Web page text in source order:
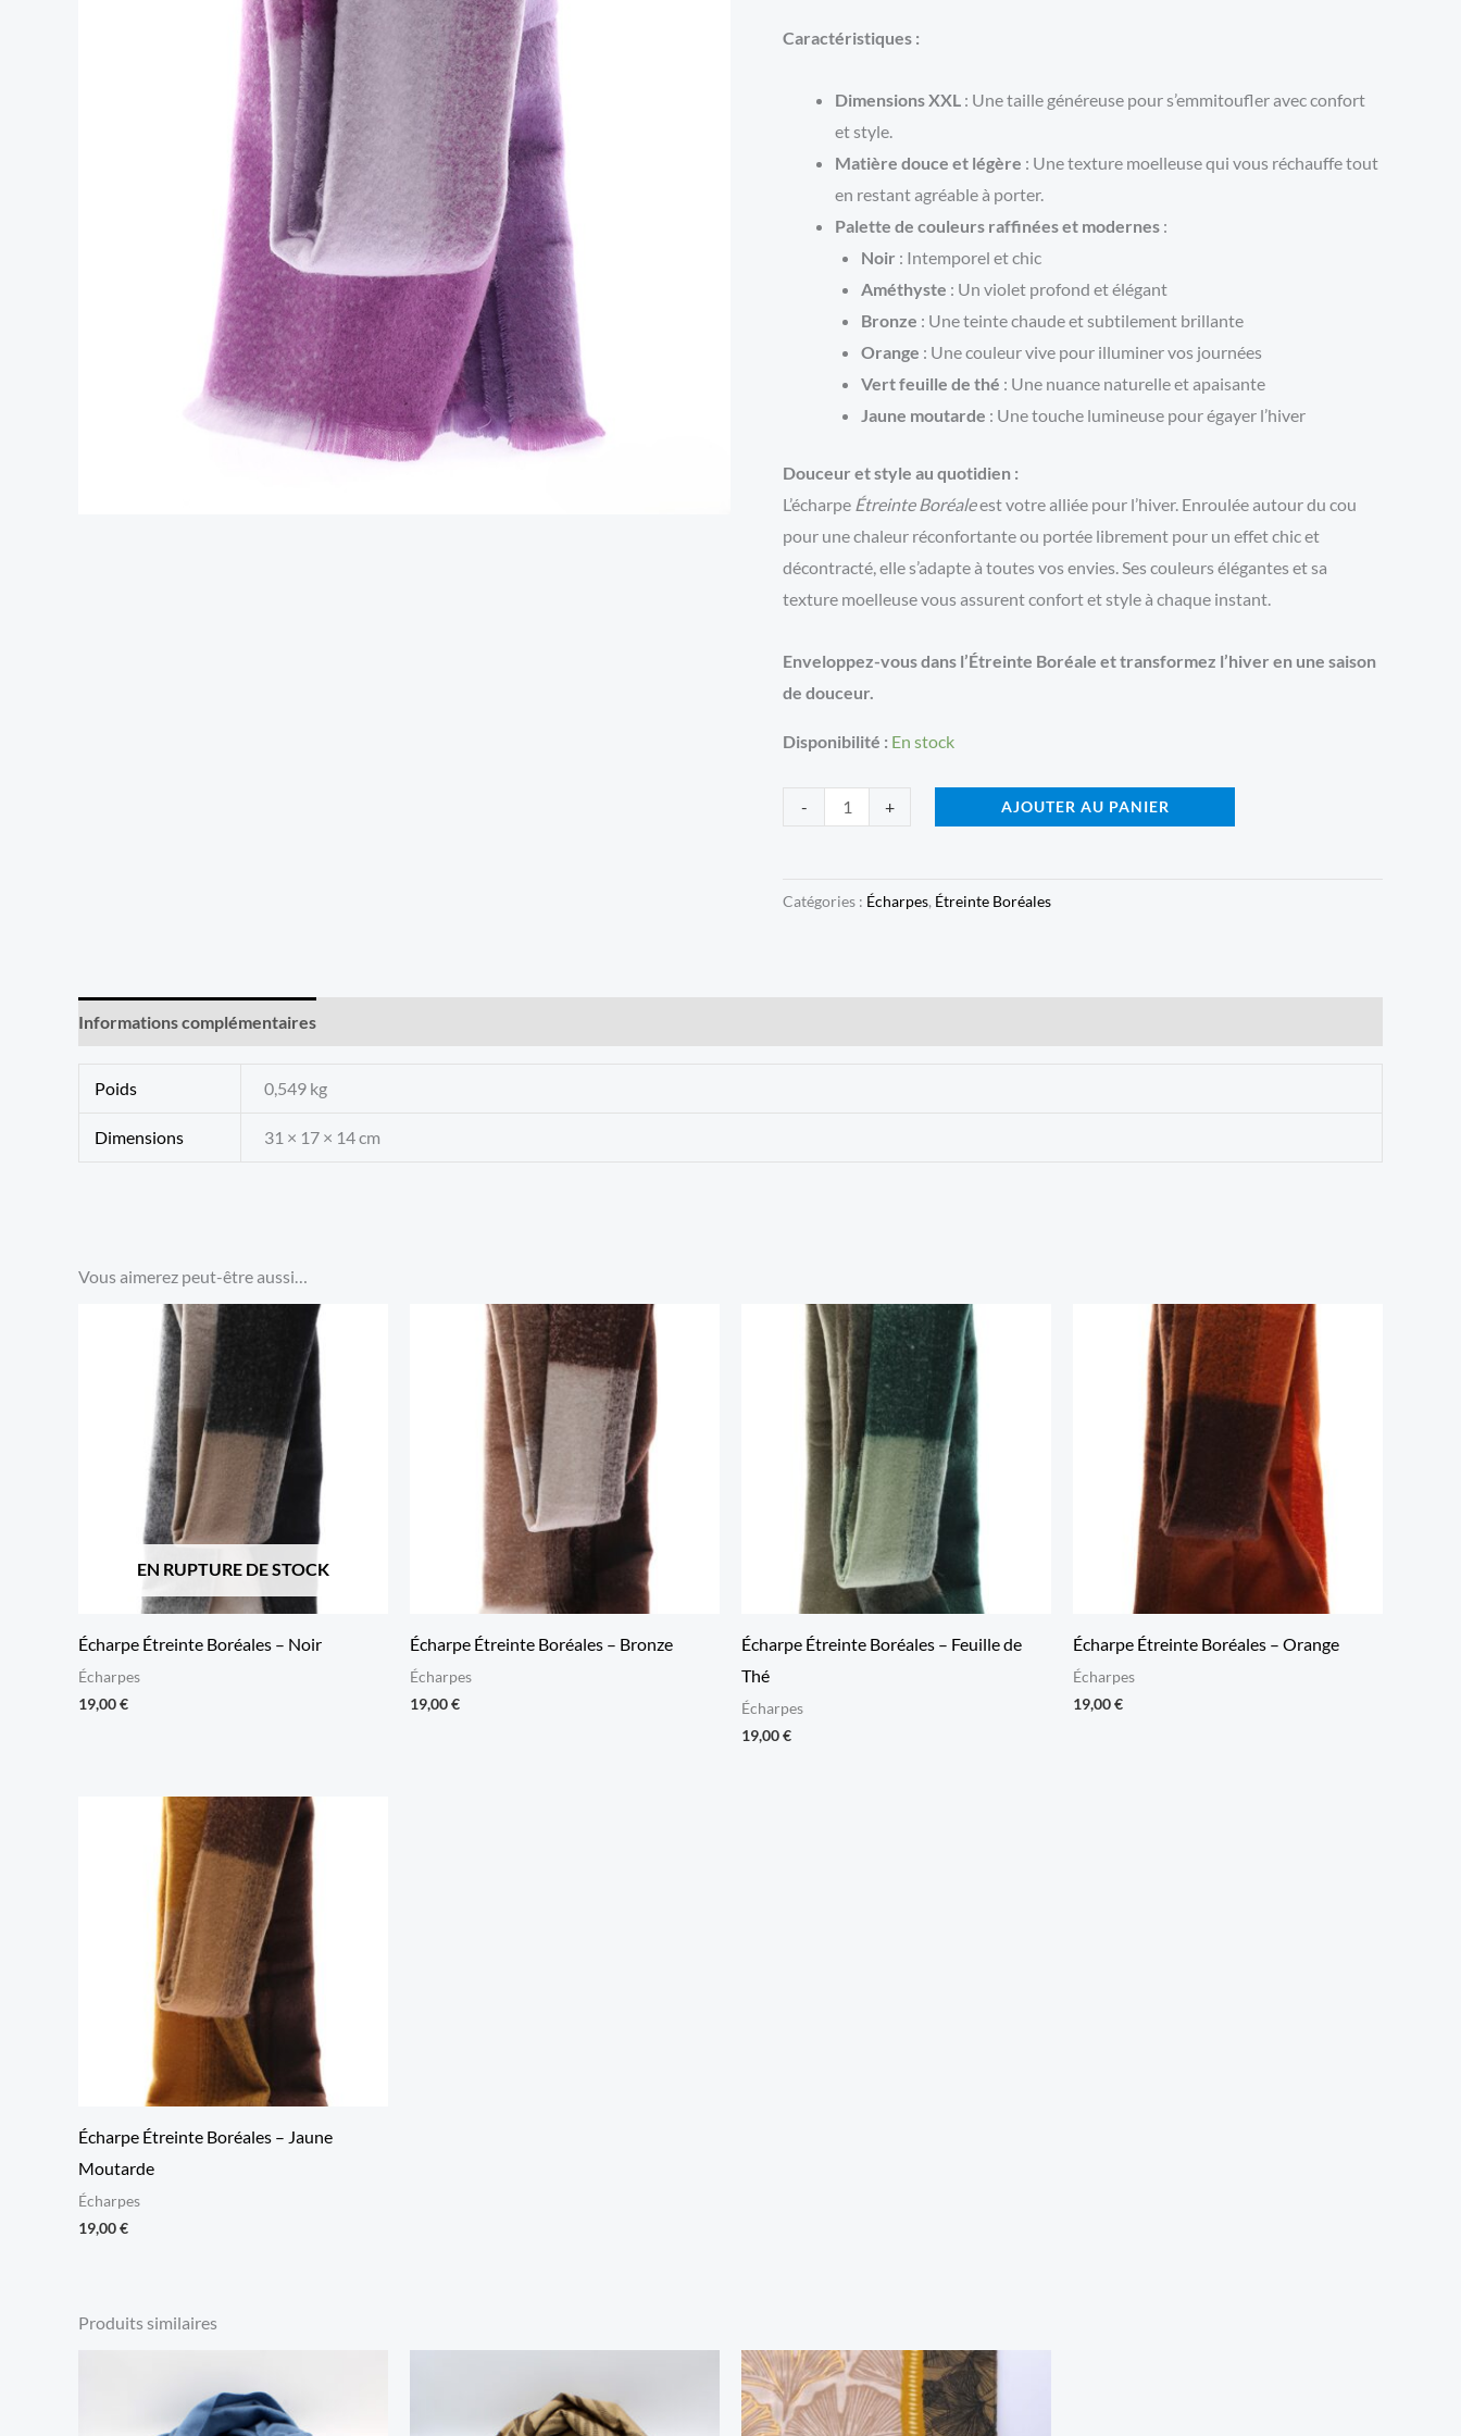
Caractéristiques :
Dimensions XXL : Une taille généreuse pour s’emmitoufler avec confort
et style.
Matière douce et légère : Une texture moelleuse qui vous réchauffe tout
en restant agréable à porter.
Palette de couleurs raffinées et modernes :
Noir : Intemporel et chic
Améthyste : Un violet profond et élégant
Bronze : Une teinte chaude et subtilement brillante
Orange : Une couleur vive pour illuminer vos journées
Vert feuille de thé : Une nuance naturelle et apaisante
Jaune moutarde : Une touche lumineuse pour égayer l’hiver
Douceur et style au quotidien :
L’écharpe Étreinte Boréaleest votre alliée pour l’hiver. Enroulée autour du cou
pour une chaleur réconfortante ou portée librement pour un effet chic et
décontracté, elle s’adapte à toutes vos envies. Ses couleurs élégantes et sa
texture moelleuse vous assurent confort et style à chaque instant.
Enveloppez-vous dans l’Étreinte Boréale et transformez l’hiver en une saison
de douceur.
Disponibilité : En stock
-
quantité
Étreinte
+ AJOUTER AU PANIER
Catégories : Écharpes, Étreinte Boréales
Informations complémentaires
Poids 0,549 kg
Dimensions 31 × 17 × 14 cm
Vous aimerez peut-être aussi…
EN RUPTURE DE STOCK
Écharpe Étreinte Boréales – Noir
Écharpes
19,00€
Écharpe Étreinte Boréales – Bronze
Écharpes
19,00€
Écharpe Étreinte Boréales – Feuille de
Thé
Écharpes
19,00€
Écharpe Étreinte Boréales – Orange
Écharpes
19,00€
Écharpe Étreinte Boréales – Jaune
Moutarde
Écharpes
19,00€
Produits similaires